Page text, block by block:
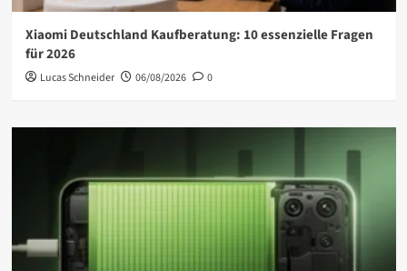
Xiaomi Deutschland Kaufberatung: 10 essenzielle Fragen
für 2026
Lucas Schneider 06/08/2026 0